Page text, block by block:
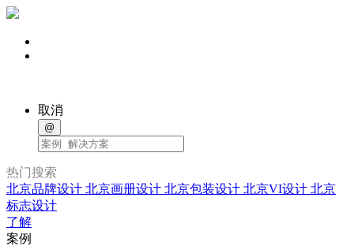
取消
@
热门搜索
北京品牌设计 北京画册设计 北京包装设计 北京VI设计 北京
标志设计
了解
案例